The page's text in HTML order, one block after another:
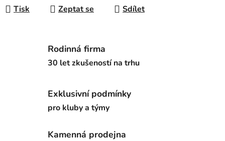
Tisk Zeptat se Sdílet
Rodinná firma
30 let zkušeností na trhu
Exklusivní podmínky
pro kluby a týmy
Kamenná prodejna